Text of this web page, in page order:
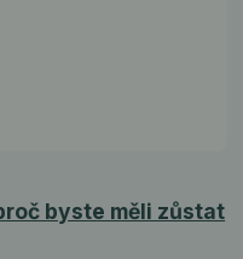
byste měli zůstat